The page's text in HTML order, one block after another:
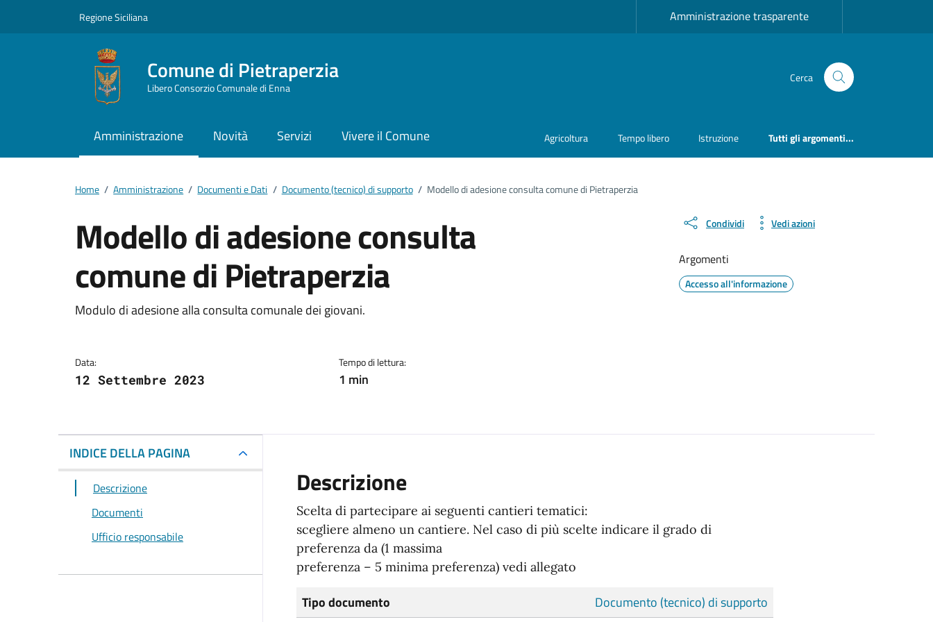
Regione Siciliana Amministrazione trasparente
Comune di Pietraperzia
Libero Consorzio Comunale di Enna
Cerca
Amministrazione Novità Servizi Vivere il Comune Agricoltura Tempo libero Istruzione Tutti gli argomenti...
Home / Amministrazione / Documenti e Dati / Documento (tecnico) di supporto / Modello di adesione consulta comune di Pietraperzia
Modello di adesione consulta
comune di Pietraperzia
Dettagli del documento
Modulo di adesione alla consulta comunale dei giovani.
Data:
12 Settembre 2023
Tempo di lettura:
1 min
Condividi Vedi azioni
Argomenti
Accesso all'informazione
INDICE DELLA PAGINA
Descrizione
Documenti
Ufficio responsabile
Descrizione
Scelta di partecipare ai seguenti cantieri tematici:
scegliere almeno un cantiere. Nel caso di più scelte indicare il grado di
preferenza da (1 massima
preferenza – 5 minima preferenza) vedi allegato
Tipo documento
Documento (tecnico) di supporto